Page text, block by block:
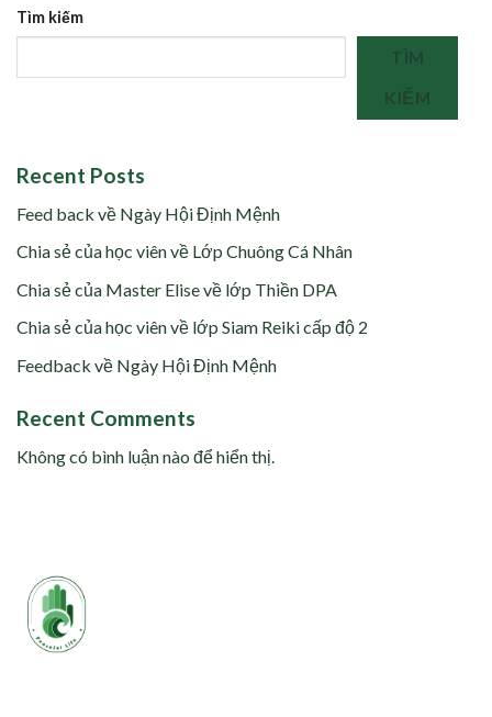
Tìm kiếm
TÌM
KIẾM
Recent Posts
Feed back về Ngày Hội Định Mệnh
Chia sẻ của học viên về Lớp Chuông Cá Nhân
Chia sẻ của Master Elise về lớp Thiền DPA
Chia sẻ của học viên về lớp Siam Reiki cấp độ 2
Feedback về Ngày Hội Định Mệnh
Recent Comments
Không có bình luận nào để hiển thị.